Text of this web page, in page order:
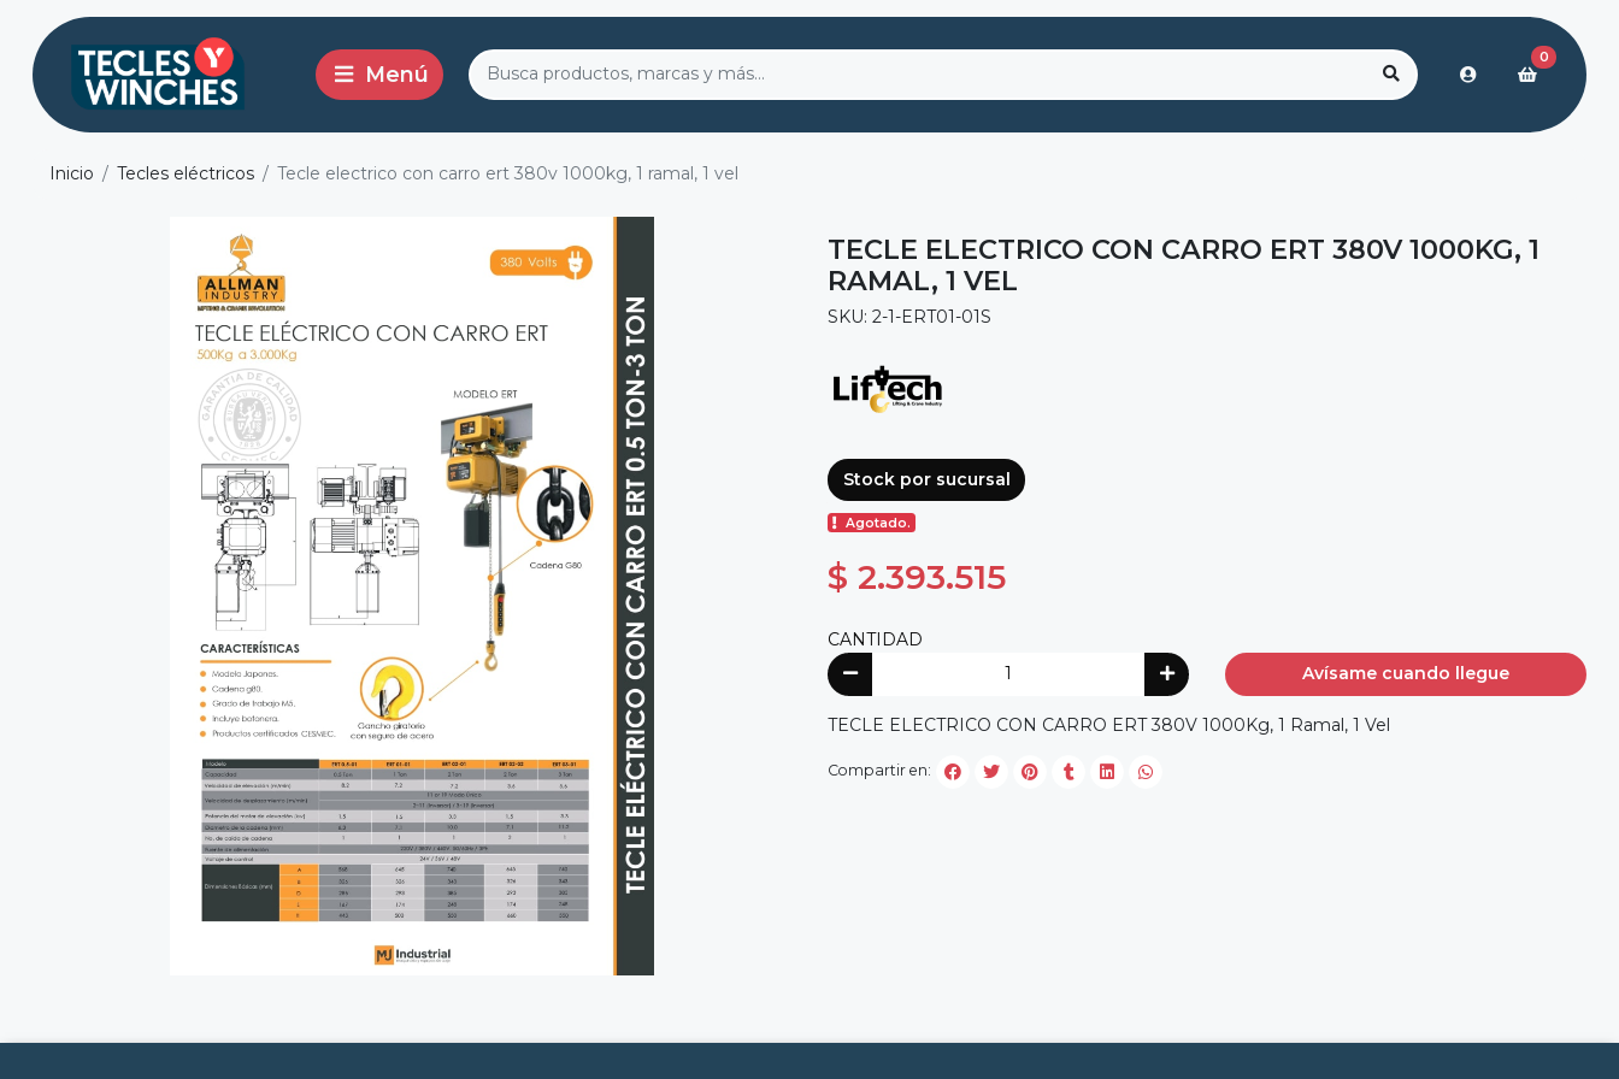
0
Inicio Tecles eléctricos Tecle electrico con carro ert 380v 1000kg, 1 ramal, 1 vel
TECLE ELECTRICO CON CARRO ERT 380V 1000KG, 1
RAMAL, 1 VEL
SKU: 2-1-ERT01-01S
Stock por sucursal
Agotado.
$ 2.393.515
CANTIDAD
Avísame cuando llegue
TECLE ELECTRICO CON CARRO ERT 380V 1000Kg, 1 Ramal, 1 Vel
Compartir en: